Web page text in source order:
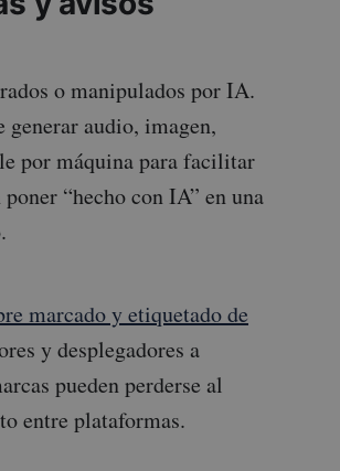
o manipulados por IA.
generar audio, imagen,
por máquina para facilitar
“hecho con IA” en una
marcado y etiquetado de
y desplegadores a
pueden perderse al
entre plataformas.